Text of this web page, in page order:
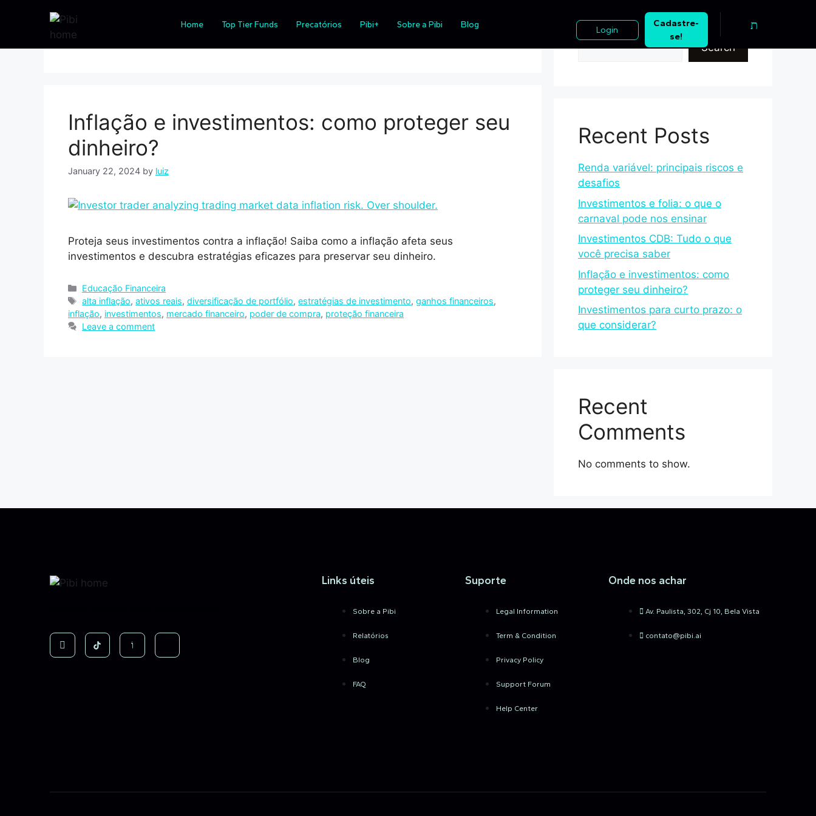
Home Top Tier Funds Precatórios Pibi+ Sobre a Pibi Blog
Login
Cadastre-
se!
poder de compra
Inflação e investimentos: como proteger seu
dinheiro?
January 22, 2024 by luiz
Proteja seus investimentos contra a inflação! Saiba como a inflação afeta seus
investimentos e descubra estratégias eficazes para preservar seu dinheiro.
Educação Financeira
alta inflação,ativos reais,diversificação de portfólio,estratégias de investimento,ganhos financeiros,
inflação, investimentos, mercado financeiro, poder de compra, proteção financeira
Leave a comment
Search
Search
Recent Posts
Renda variável: principais riscos e
desafios
Investimentos e folia: o que o
carnaval pode nos ensinar
Investimentos CDB: Tudo o que
você precisa saber
Inflação e investimentos: como
proteger seu dinheiro?
Investimentos para curto prazo: o
que considerar?
Recent
Comments
No comments to show.
Links úteis
Sobre a Pibi
Relatórios
Blog
FAQ
Suporte
Legal Information
Term & Condition
Privacy Policy
Support Forum
Help Center
Onde nos achar
Av. Paulista, 302, Cj 10, Bela Vista
contato@pibi.ai